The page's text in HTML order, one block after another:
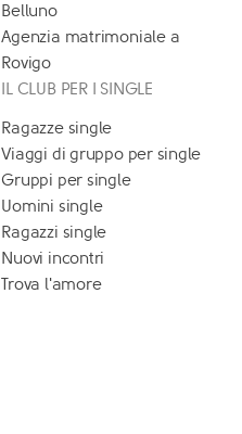
Belluno
Agenzia matrimoniale a
Rovigo
IL CLUB PER I SINGLE
Ragazze single
Viaggi di gruppo per single
Gruppi per single
Uomini single
Ragazzi single
Nuovi incontri
Trova l'amore